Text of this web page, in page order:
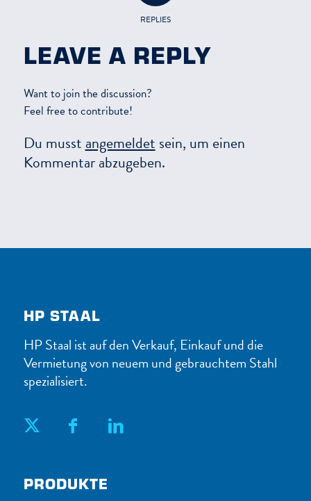
REPLIES
LEAVE A REPLY
Want to join the discussion?
Feel free to contribute!
Du musst angemeldet sein, um einen
Kommentar abzugeben.
HP STAAL
HP Staal ist auf den Verkauf, Einkauf und die
Vermietung von neuem und gebrauchtem Stahl
spezialisiert.
PRODUKTE